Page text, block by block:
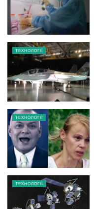
ТЕХНОЛОГІЇ
ТЕХНОЛОГІЇ
ТЕХНОЛОГІЇ